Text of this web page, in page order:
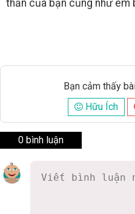
thần của bạn cũng như em
Bạn cảm thấy
Hữu Ích
0 bình luận